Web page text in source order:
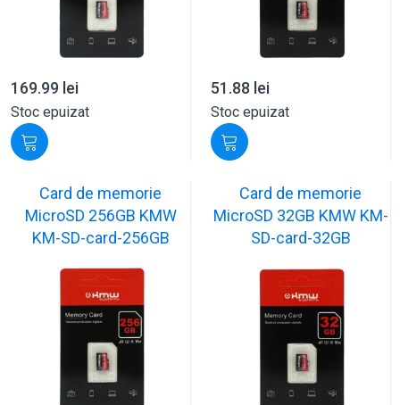
169.99 lei
Stoc epuizat
51.88 lei
Stoc epuizat
Card de memorie
MicroSD 256GB KMW
KM-SD-card-256GB
Card de memorie
MicroSD 32GB KMW KM-
SD-card-32GB